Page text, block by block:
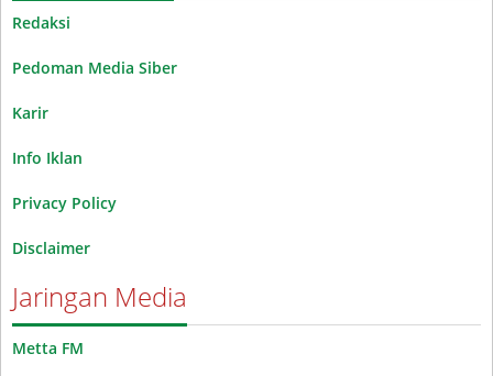
Redaksi
Pedoman Media Siber
Karir
Info Iklan
Privacy Policy
Disclaimer
Jaringan Media
Metta FM